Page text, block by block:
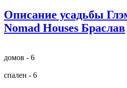
Описание усадьбы
Nomad Houses Браслав
домов - 6
спален - 6